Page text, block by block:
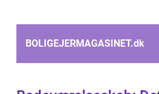
BOLIGEJERMAGASINET.dk